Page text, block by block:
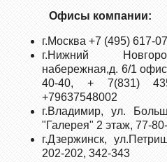
Офисы компании:
г.Москва +7 (495) 617-
г.Нижний
набережная,д. 6/1
40-40, + 7(831)
+79637548002
г.Владимир, ул.
"Галерея" 2 этаж, 77-
г.Дзержинск,
202-202, 342-343